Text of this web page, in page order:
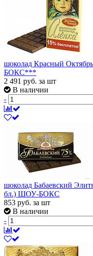
шоколад Красный
БОКС***
2 491 руб. за шт
В наличии
-
шоколад Бабаевский
бл.) ШОУ-БОКС
853 руб. за шт
В наличии
-